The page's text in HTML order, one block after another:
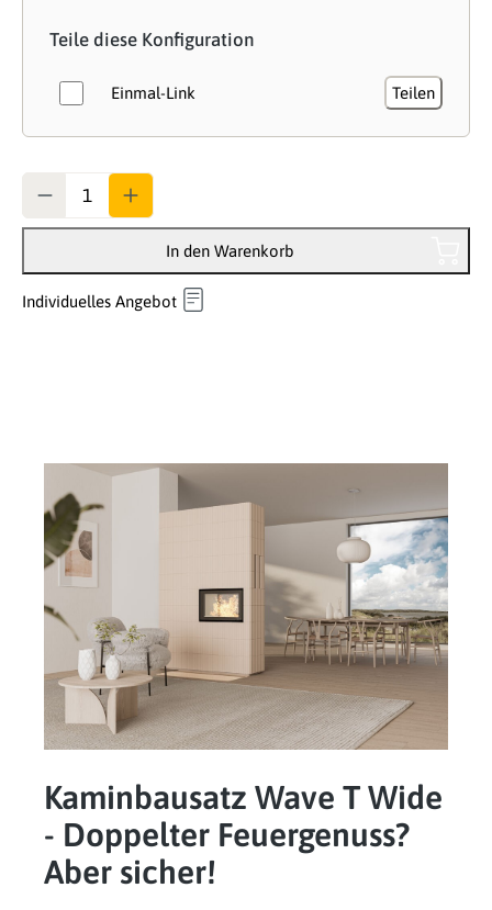
Teile diese Konfiguration
Einmal-Link Teilen
In den Warenkorb
Individuelles Angebot
Kaminbausatz Wave T Wide
- Doppelter Feuergenuss?
Aber sicher!